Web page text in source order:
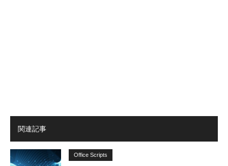
関連記事
Office Scripts